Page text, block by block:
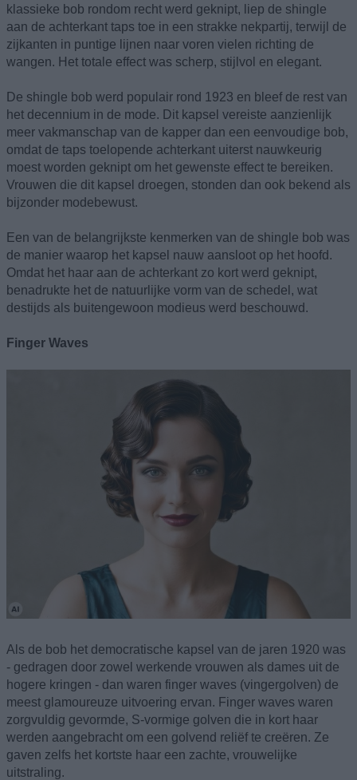
klassieke bob rondom recht werd geknipt, liep de shingle
aan de achterkant taps toe in een strakke nekpartij, terwijl de
zijkanten in puntige lijnen naar voren vielen richting de
wangen. Het totale effect was scherp, stijlvol en elegant.
De shingle bob werd populair rond 1923 en bleef de rest van
het decennium in de mode. Dit kapsel vereiste aanzienlijk
meer vakmanschap van de kapper dan een eenvoudige bob,
omdat de taps toelopende achterkant uiterst nauwkeurig
moest worden geknipt om het gewenste effect te bereiken.
Vrouwen die dit kapsel droegen, stonden dan ook bekend als
bijzonder modebewust.
Een van de belangrijkste kenmerken van de shingle bob was
de manier waarop het kapsel nauw aansloot op het hoofd.
Omdat het haar aan de achterkant zo kort werd geknipt,
benadrukte het de natuurlijke vorm van de schedel, wat
destijds als buitengewoon modieus werd beschouwd.
Finger Waves
Als de bob het democratische kapsel van de jaren 1920 was
- gedragen door zowel werkende vrouwen als dames uit de
hogere kringen - dan waren finger waves (vingergolven) de
meest glamoureuze uitvoering ervan. Finger waves waren
zorgvuldig gevormde, S-vormige golven die in kort haar
werden aangebracht om een golvend reliëf te creëren. Ze
gaven zelfs het kortste haar een zachte, vrouwelijke
uitstraling.